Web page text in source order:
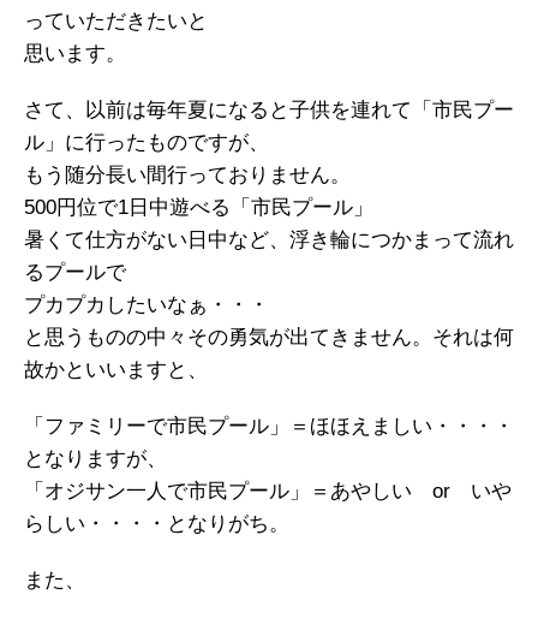
っていただきたいと
思います。
さて、以前は毎年夏になると子供を連れて「市民プー
ル」に行ったものですが、
もう随分長い間行っておりません。
500円位で1日中遊べる「市民プール」
暑くて仕方がない日中など、浮き輪につかまって流れ
るプールで
プカプカしたいなぁ・・・
と思うものの中々その勇気が出てきません。それは何
故かといいますと、
「ファミリーで市民プール」＝ほほえましい・・・・
となりますが、
「オジサン一人で市民プール」＝あやしい or いや
らしい・・・・となりがち。
また、